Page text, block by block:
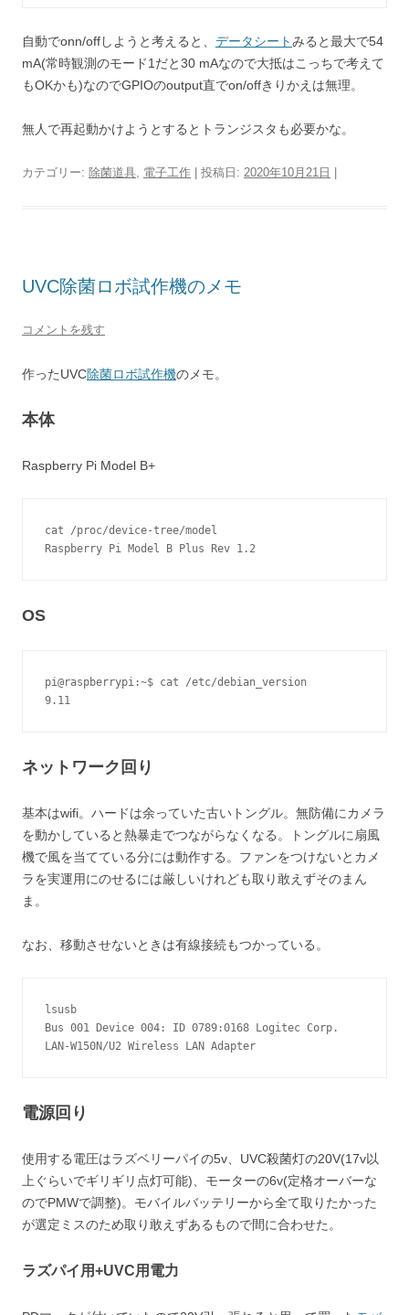
自動でonn/offしようと考えると、 データシートみると最大で54
mA(常時観測のモード1だと30 mAなので大抵はこっちで考えて
もOKかも)なのでGPIOのoutput直でon/offきりかえは無理。
無人で再起動かけようとするとトランジスタも必要かな。
カテゴリー: 除菌道具, 電子工作 | 投稿日: 2020年10月21日
UVC除菌ロボ試作機のメモ
コメントを残す
作ったUVC除菌ロボ試作機のメモ。
本体
Raspberry Pi Model B+
cat /proc/device-tree/model
Raspberry Pi Model B Plus Rev 1.2
OS
pi@raspberrypi:~$ cat /etc/debian_version
9.11
ネットワーク回り
基本はwifi。ハードは余っていた古いトングル。無防備にカメラ
を動かしていると熱暴走でつながらなくなる。トングルに扇風
機で風を当てている分には動作する。ファンをつけないとカメ
ラを実運用にのせるには厳しいけれども取り敢えずそのまん
ま。
なお、移動させないときは有線接続もつかっている。
lsusb
Bus 001 Device 004: ID 0789:0168 Logitec Corp.
LAN-W150N/U2 Wireless LAN Adapter
電源回り
使用する電圧はラズベリーパイの5v、UVC殺菌灯の20V(17v以
上ぐらいでギリギリ点灯可能)、モーターの6v(定格オーバーな
のでPMWで調整)。モバイルバッテリーから全て取りたかった
が選定ミスのため取り敢えずあるもので間に合わせた。
ラズパイ用+UVC用電力